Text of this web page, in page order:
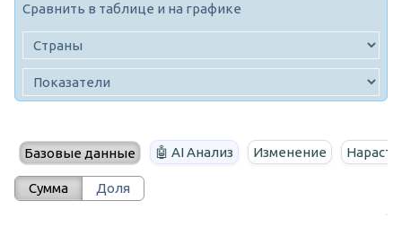
Сравнить в таблице и на графике
Базовые данные 🤖 AI Анализ Изменение
Сумма Доля